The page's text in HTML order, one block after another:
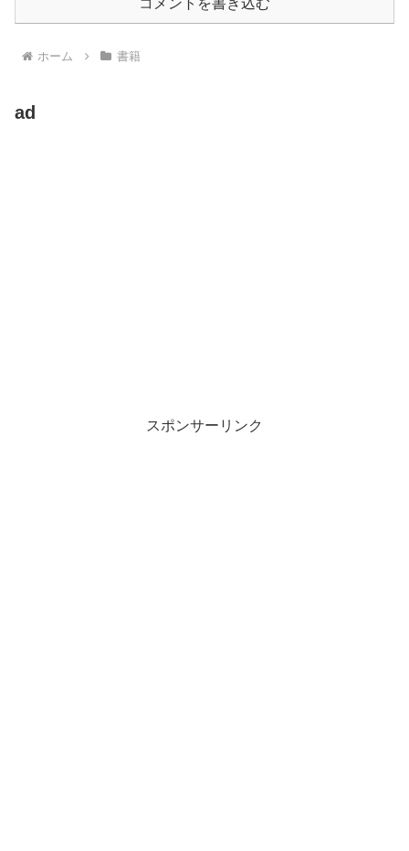
ホーム 書籍
ad
スポンサーリンク